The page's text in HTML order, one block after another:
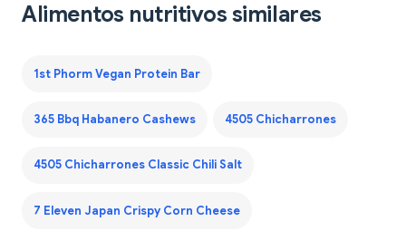
Alimentos nutritivos similares
1st Phorm Vegan Protein Bar
365 Bbq Habanero Cashews 4505 Chicharrones
4505 Chicharrones Classic Chili Salt
7 Eleven Japan Crispy Corn Cheese